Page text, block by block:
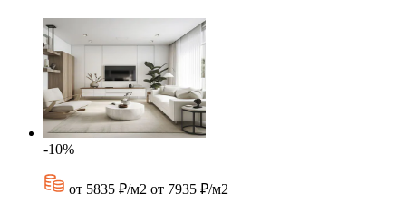
-10%
от 5835 ₽/м2 от 7935 ₽/м2